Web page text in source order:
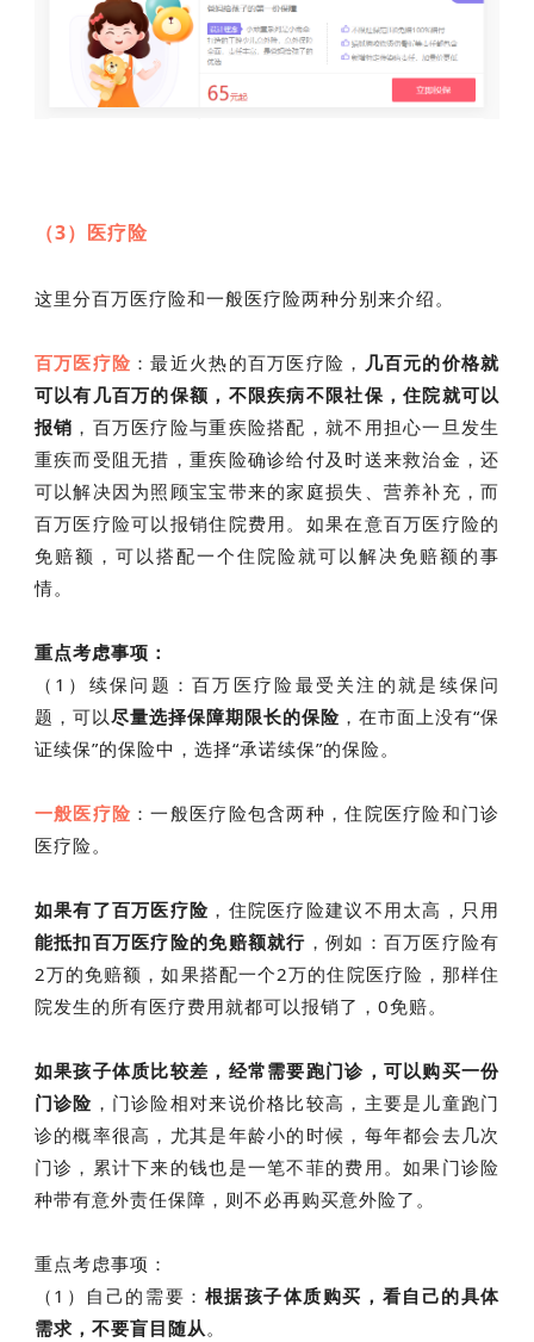
（3）医疗险
这里分百万医疗险和一般医疗险两种分别来介绍。
百万医疗险 ：最近火热的百万医疗险， 几百元的价格就
可以有几百万的保额，不限疾病不限社保，住院就可以
报销 ，百万医疗险与重疾险搭配，就不用担心一旦发生
重疾而受阻无措，重疾险确诊给付及时送来救治金，还
可以解决因为照顾宝宝带来的家庭损失、营养补充，而
百万医疗险可以报销住院费用。如果在意百万医疗险的
免赔额，可以搭配一个住院险就可以解决免赔额的事
情。
重点考虑事项：
（1）续保问题：百万医疗险最受关注的就是续保问
题，可以尽量选择保障期限长的保险 ，在市面上没有“保
证续保”的保险中，选择“承诺续保”的保险。
一般医疗险 ：一般医疗险包含两种，住院医疗险和门诊
医疗险。
如果有了百万医疗险 ，住院医疗险建议不用太高，只用
能抵扣百万医疗险的免赔额就行 ，例如：百万医疗险有
2万的免赔额，如果搭配一个2万的住院医疗险，那样住
院发生的所有医疗费用就都可以报销了，0免赔。
如果孩子体质比较差，经常需要跑门诊，可以购买一份
门诊险 ，门诊险相对来说价格比较高，主要是儿童跑门
诊的概率很高，尤其是年龄小的时候，每年都会去几次
门诊，累计下来的钱也是一笔不菲的费用。如果门诊险
种带有意外责任保障，则不必再购买意外险了。
重点考虑事项：
（1）自己的需要： 根据孩子体质购买，看自己的具体
需求，不要盲目随从。